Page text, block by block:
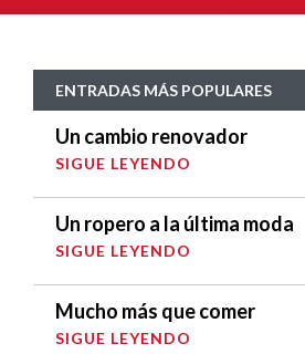
ENTRADAS MÁS POPULARES
Un cambio renovador
SIGUE LEYENDO
Un ropero a la última moda
SIGUE LEYENDO
Mucho más que comer
SIGUE LEYENDO